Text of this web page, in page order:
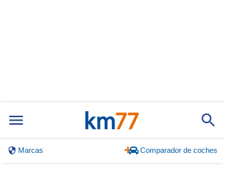
Marcas Comparador de coches